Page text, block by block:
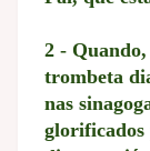
2 -
trombeta
nas
glorificados